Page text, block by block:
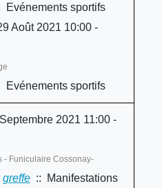
sportifs
Août 2021 10:00 -
sportifs
2021 11:00 -
- Funiculaire Cossonay-
greffe:: Manifestations